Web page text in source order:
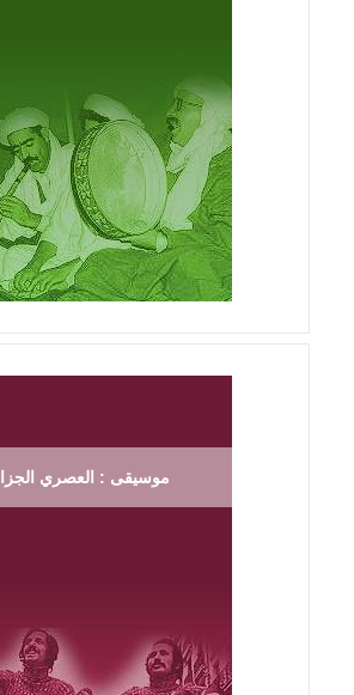
موسيقى : العصري